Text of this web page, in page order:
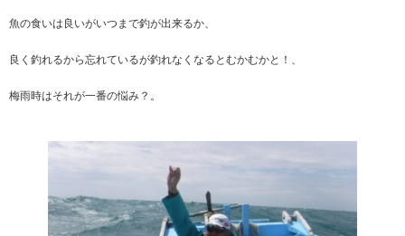
魚の食いは良いがいつまで釣が出来るか、
良く釣れるから忘れているが釣れなくなるとむかむかと！、
梅雨時はそれが一番の悩み？。